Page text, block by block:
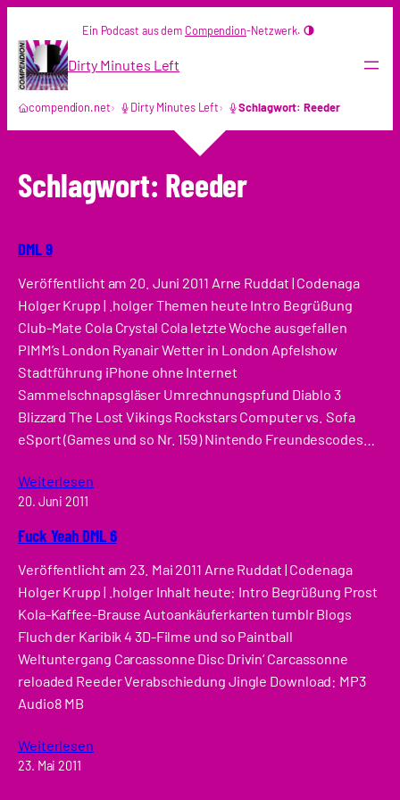
Inhalt
springen
Ein Podcast aus dem Compendion-Netzwerk.
Dirty Minutes Left
compendion.net Dirty Minutes Left Schlagwort: Reeder
Schlagwort: Reeder
DML 9
Veröffentlicht am 20. Juni 2011 Arne Ruddat | Codenaga
Holger Krupp | .holger Themen heute Intro Begrüßung
Club-Mate Cola Crystal Cola letzte Woche ausgefallen
PIMM’s London Ryanair Wetter in London Apfelshow
Stadtführung iPhone ohne Internet
Sammelschnapsgläser Umrechnungspfund Diablo 3
Blizzard The Lost Vikings Rockstars Computer vs. Sofa
eSport (Games und so Nr. 159) Nintendo Freundescodes…
Weiterlesen
20. Juni 2011
Fuck Yeah DML 6
Veröffentlicht am 23. Mai 2011 Arne Ruddat | Codenaga
Holger Krupp | .holger Inhalt heute: Intro Begrüßung Prost
Kola-Kaffee-Brause Autoankäuferkarten tumblr Blogs
Fluch der Karibik 4 3D-Filme und so Paintball
Weltuntergang Carcassonne Disc Drivin‘ Carcassonne
reloaded Reeder Verabschiedung Jingle Download: MP3
Audio8 MB
Weiterlesen
23. Mai 2011